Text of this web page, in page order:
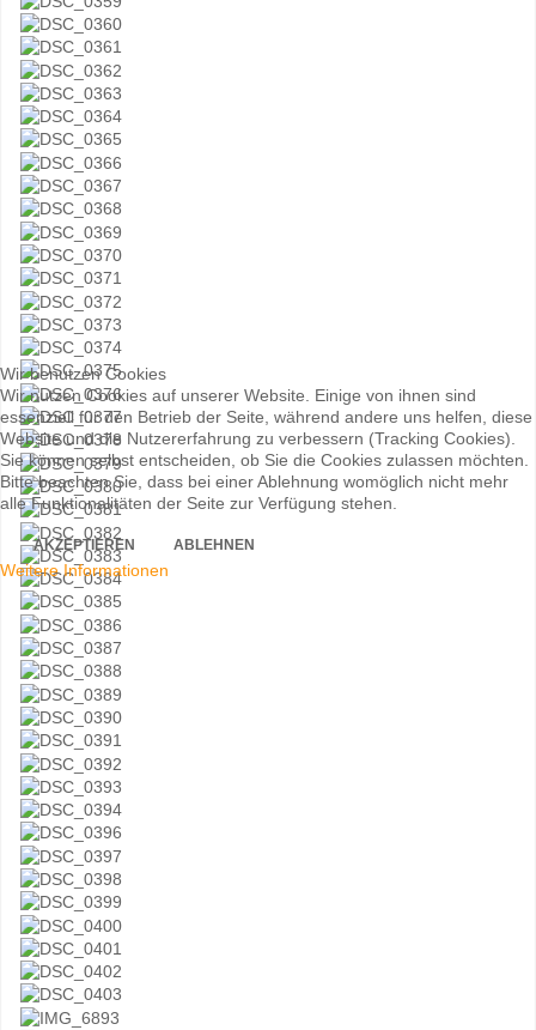
Wir benutzen Cookies
Wir nutzen Cookies auf unserer Website. Einige von ihnen sind
essenziell für den Betrieb der Seite, während andere uns helfen, diese
Website und die Nutzererfahrung zu verbessern (Tracking Cookies).
Sie können selbst entscheiden, ob Sie die Cookies zulassen möchten.
Bitte beachten Sie, dass bei einer Ablehnung womöglich nicht mehr
alle Funktionalitäten der Seite zur Verfügung stehen.
AKZEPTIEREN ABLEHNEN
Weitere Informationen